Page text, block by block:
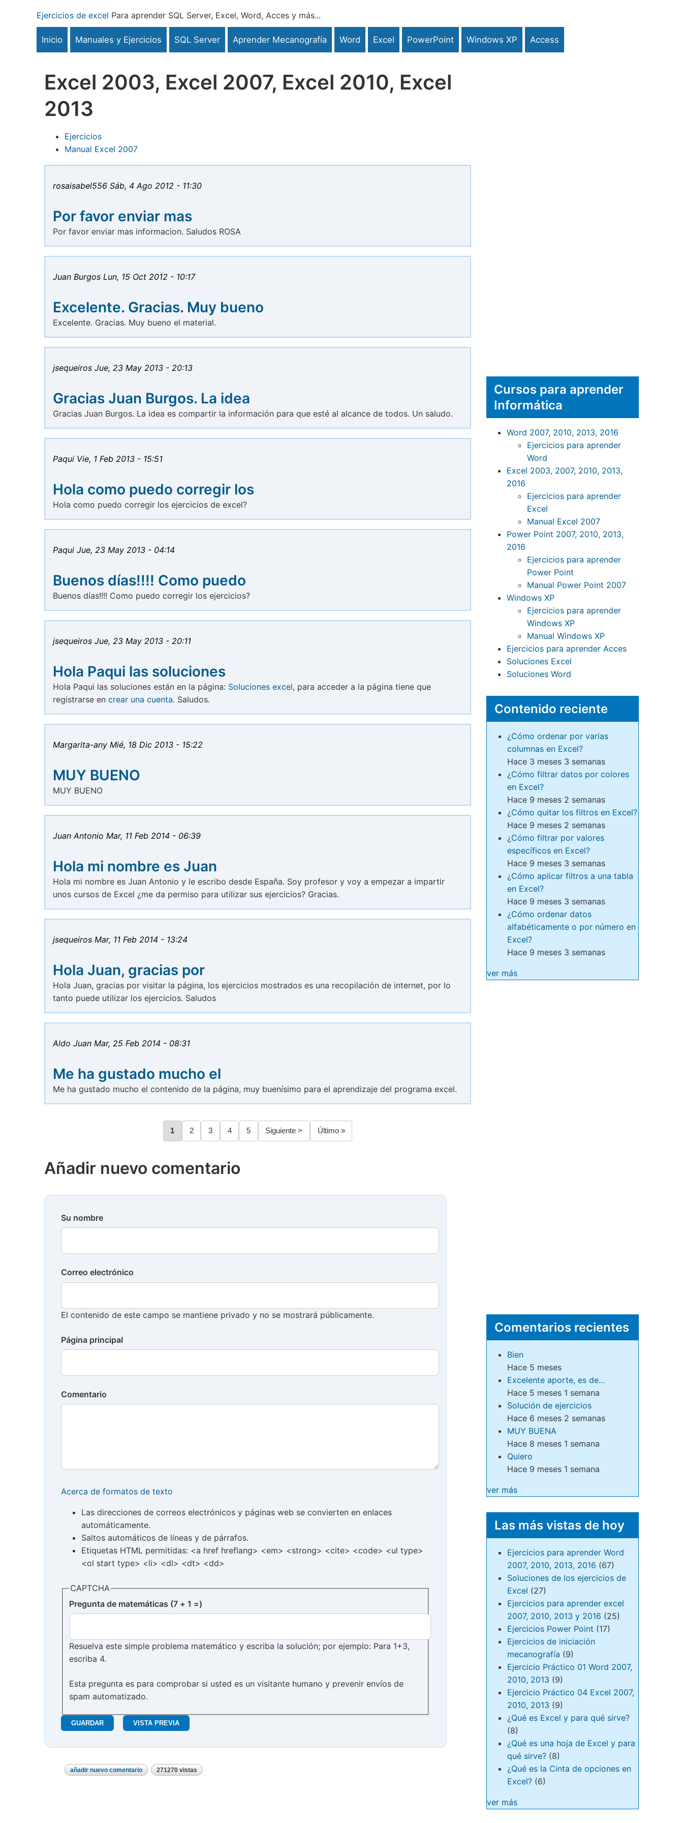
contenido
Ejercicios de excel Para aprender SQL Server, Excel, Word, Acces y más...
Inicio Manuales y Ejercicios SQL Server Aprender Mecanografía Word Excel PowerPoint Windows XP Access
Excel 2003, Excel 2007, Excel 2010, Excel
2013
Ejercicios
Manual Excel 2007
rosaisabel556 Sáb, 4 Ago 2012 - 11:30
Por favor enviar mas
Por favor enviar mas informacion. Saludos ROSA
Juan Burgos Lun, 15 Oct 2012 - 10:17
Excelente. Gracias. Muy bueno
Excelente. Gracias. Muy bueno el material.
jsequeiros Jue, 23 May 2013 - 20:13
Gracias Juan Burgos. La idea
Gracias Juan Burgos. La idea es compartir la información para que esté al alcance de todos. Un saludo.
Paqui Vie, 1 Feb 2013 - 15:51
Hola como puedo corregir los
Hola como puedo corregir los ejercicios de excel?
Paqui Jue, 23 May 2013 - 04:14
Buenos días!!!! Como puedo
Buenos días!!!! Como puedo corregir los ejercicios?
jsequeiros Jue, 23 May 2013 - 20:11
Hola Paqui las soluciones
Hola Paqui las soluciones están en la página: Soluciones excel, para acceder a la página tiene que
registrarse en crear una cuenta. Saludos.
Margarita-any Mié, 18 Dic 2013 - 15:22
MUY BUENO
MUY BUENO
Juan Antonio Mar, 11 Feb 2014 - 06:39
Hola mi nombre es Juan
Hola mi nombre es Juan Antonio y le escribo desde España. Soy profesor y voy a empezar a impartir
unos cursos de Excel ¿me da permiso para utilizar sus ejercicios? Gracias.
jsequeiros Mar, 11 Feb 2014 - 13:24
Hola Juan, gracias por
Hola Juan, gracias por visitar la página, los ejercicios mostrados es una recopilación de internet, por lo
tanto puede utilizar los ejercicios. Saludos
Aldo Juan Mar, 25 Feb 2014 - 08:31
Me ha gustado mucho el
Me ha gustado mucho el contenido de la página, muy buenísimo para el aprendizaje del programa excel.
Página
1 Página
2 Página
3 Página
4 Página
5
Siguiente
página
Siguiente >
Última
página
Último »
Añadir nuevo comentario
Su nombre
Correo electrónico
El contenido de este campo se mantiene privado y no se mostrará públicamente.
Página principal
Comentario
Acerca de formatos de texto
Las direcciones de correos electrónicos y páginas web se convierten en enlaces
automáticamente.
Saltos automáticos de líneas y de párrafos.
Etiquetas HTML permitidas: <a href hreflang> <em> <strong> <cite> <code> <ul type>
<ol start type> <li> <dl> <dt> <dd>
CAPTCHA
Pregunta de matemáticas (7 + 1 =)
Resuelva este simple problema matemático y escriba la solución; por ejemplo: Para 1+3,
escriba 4.
Esta pregunta es para comprobar si usted es un visitante humano y prevenir envíos de
spam automatizado.
añadir nuevo comentario 271270 vistas
Cursos para aprender
Informática
Word 2007, 2010, 2013, 2016
Ejercicios para aprender
Word
Excel 2003, 2007, 2010, 2013,
2016
Ejercicios para aprender
Excel
Manual Excel 2007
Power Point 2007, 2010, 2013,
2016
Ejercicios para aprender
Power Point
Manual Power Point 2007
Windows XP
Ejercicios para aprender
Windows XP
Manual Windows XP
Ejercicios para aprender Acces
Soluciones Excel
Soluciones Word
Contenido reciente
¿Cómo ordenar por varias
columnas en Excel?
Hace 3 meses 3 semanas
¿Cómo filtrar datos por colores
en Excel?
Hace 9 meses 2 semanas
¿Cómo quitar los filtros en Excel?
Hace 9 meses 2 semanas
¿Cómo filtrar por valores
específicos en Excel?
Hace 9 meses 3 semanas
¿Cómo aplicar filtros a una tabla
en Excel?
Hace 9 meses 3 semanas
¿Cómo ordenar datos
alfabéticamente o por número en
Excel?
Hace 9 meses 3 semanas
ver más
Comentarios recientes
Bien
Hace 5 meses
Excelente aporte, es de…
Hace 5 meses 1 semana
Solución de ejercicios
Hace 6 meses 2 semanas
MUY BUENA
Hace 8 meses 1 semana
Quiero
Hace 9 meses 1 semana
ver más
Las más vistas de hoy
Ejercicios para aprender Word
2007, 2010, 2013, 2016 (67)
Soluciones de los ejercicios de
Excel (27)
Ejercicios para aprender excel
2007, 2010, 2013 y 2016 (25)
Ejercicios Power Point (17)
Ejercicios de iniciación
mecanografía (9)
Ejercicio Práctico 01 Word 2007,
2010, 2013 (9)
Ejercicio Práctico 04 Excel 2007,
2010, 2013 (9)
¿Qué es Excel y para qué sirve?
(8)
¿Qué es una hoja de Excel y para
qué sirve? (8)
¿Qué es la Cinta de opciones en
Excel? (6)
ver más